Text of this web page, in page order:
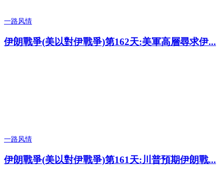
一路风情
伊朗戰爭(美以對伊戰爭)第162天:美軍高層尋求伊...
一路风情
伊朗戰爭(美以對伊戰爭)第161天:川普預期伊朗戰...